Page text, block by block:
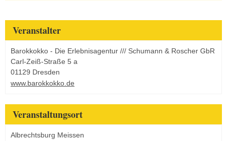
Veranstalter
Barokkokko - Die Erlebnisagentur /// Schumann & Roscher GbR
Carl-Zeiß-Straße 5 a
01129 Dresden
www.barokkokko.de
Veranstaltungsort
Albrechtsburg Meissen